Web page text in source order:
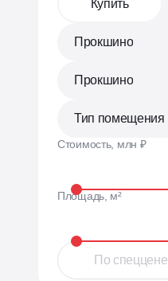
Купить
Прокшино
Прокшино
Тип помещения
Стоимость, млн ₽
Площадь, м²
По спеццене